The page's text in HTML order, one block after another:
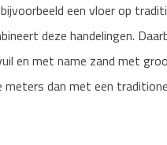
een vloer op
deze handelingen.
en met name zand met
dan met een